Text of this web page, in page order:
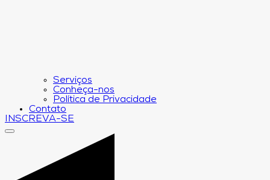
Serviços
Conheça-nos
Política de Privacidade
Contato
INSCREVA-SE